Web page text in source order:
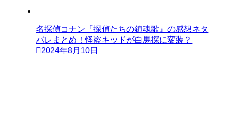
名探偵コナン『探偵たちの鎮魂歌』の感想ネタ
バレまとめ！怪盗キッドが白馬探に変装？
2024年8月10日